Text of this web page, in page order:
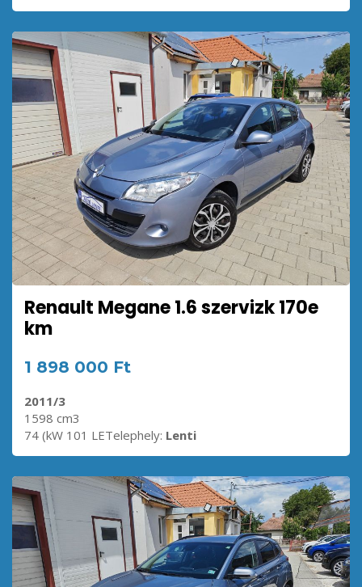
Renault Megane 1.6 szervizk 170e
km
1 898 000 Ft
2011/3
1598 cm3
74 (kW 101 LETelephely: Lenti